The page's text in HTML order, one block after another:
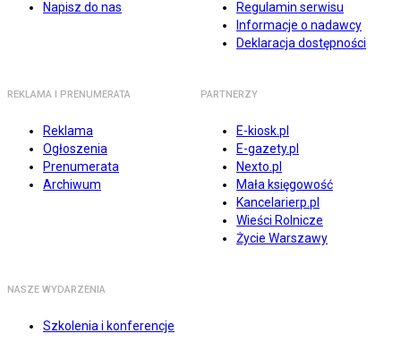
Napisz do nas
Regulamin serwisu
Informacje o nadawcy
Deklaracja dostępności
REKLAMA I PRENUMERATA
Reklama
Ogłoszenia
Prenumerata
Archiwum
PARTNERZY
E-kiosk.pl
E-gazety.pl
Nexto.pl
Mała księgowość
Kancelarierp.pl
Wieści Rolnicze
Życie Warszawy
NASZE WYDARZENIA
Szkolenia i konferencje